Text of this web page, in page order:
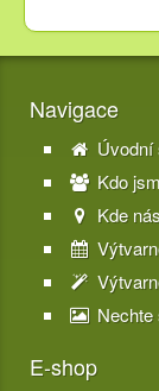
Navigace
Úvodní
Kdo
Kde
Nechte
E-shop